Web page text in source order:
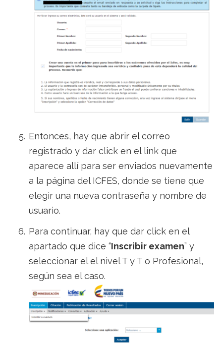
Entonces, hay que abrir el correo
registrado y dar click en el link que
aparece allí para ser enviados nuevamente
a la página del ICFES, donde se tiene que
elegir una nueva contraseña y nombre de
usuario.
Para continuar, hay que dar click en el
apartado que dice “Inscribir examen” y
seleccionar el el nivel T y T o Profesional,
según sea el caso.